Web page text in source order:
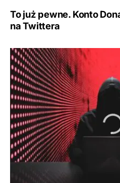
To już pewne. Konto
na Twittera